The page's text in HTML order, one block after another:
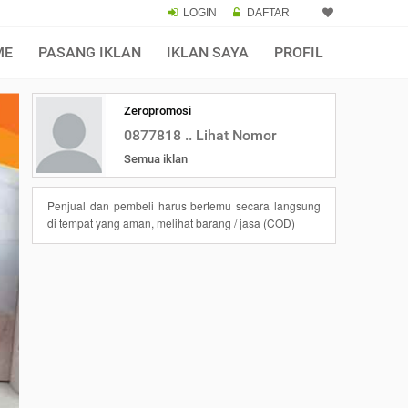
LOGIN DAFTAR
PASANG IKLAN IKLAN SAYA PROFIL
Zeropromosi
0877818 .. Lihat Nomor
Semua iklan
Penjual dan pembeli harus bertemu secara langsung
di tempat yang aman, melihat barang / jasa (COD)